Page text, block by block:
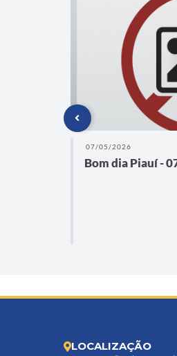
07/05/2026
Bom dia Piauí -
LOCALIZAÇÃO